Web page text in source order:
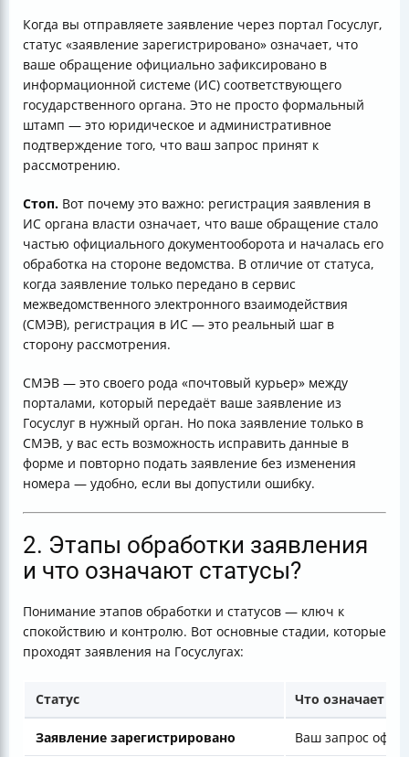
Когда вы отправляете заявление через портал Госуслуг,
статус «заявление зарегистрировано» означает, что
ваше обращение официально зафиксировано в
информационной системе (ИС) соответствующего
государственного органа. Это не просто формальный
штамп — это юридическое и административное
подтверждение того, что ваш запрос принят к
рассмотрению.
Стоп. Вот почему это важно: регистрация заявления в
ИС органа власти означает, что ваше обращение стало
частью официального документооборота и началась его
обработка на стороне ведомства. В отличие от статуса,
когда заявление только передано в сервис
межведомственного электронного взаимодействия
(СМЭВ), регистрация в ИС — это реальный шаг в
сторону рассмотрения.
СМЭВ — это своего рода «почтовый курьер» между
порталами, который передаёт ваше заявление из
Госуслуг в нужный орган. Но пока заявление только в
СМЭВ, у вас есть возможность исправить данные в
форме и повторно подать заявление без изменения
номера — удобно, если вы допустили ошибку.
2. Этапы обработки заявления
и что означают статусы?
Понимание этапов обработки и статусов — ключ к
спокойствию и контролю. Вот основные стадии, которые
проходят заявления на Госуслугах:
Статус Что означает
Заявление зарегистрировано Ваш запрос